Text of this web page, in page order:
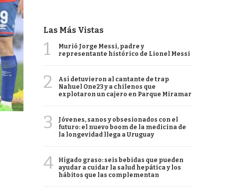
Las Más Vistas
1
Murió Jorge Messi, padre y
representante histórico de Lionel Messi
2
Así detuvieron al cantante de trap
Nahuel One23 y a chilenos que
explotaron un cajero en Parque Miramar
3
Jóvenes, sanos y obsesionados con el
futuro: el nuevo boom de la medicina de
la longevidad llega a Uruguay
4
Hígado graso: seis bebidas que pueden
ayudar a cuidar la salud hepática y los
hábitos que las complementan